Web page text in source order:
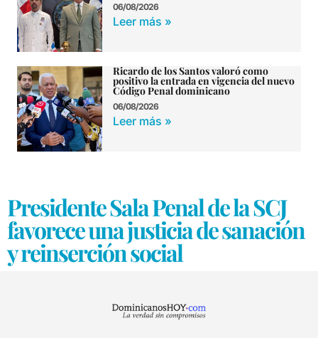
06/08/2026
Leer más »
Ricardo de los Santos valoró como
positivo la entrada en vigencia del nuevo
Código Penal dominicano
06/08/2026
Leer más »
Presidente Sala Penal de la SCJ
favorece una justicia de sanación
y reinserción social